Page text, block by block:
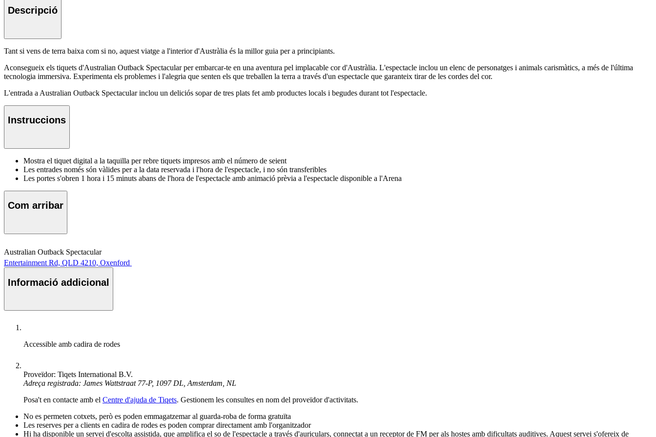
Descripció
Tant si vens de terra baixa com si no, aquest viatge a l'interior d'Austràlia és la millor guia per a principiants.
Aconsegueix els tiquets d'Australian Outback Spectacular per embarcar-te en una aventura pel implacable cor d'Austràlia. L'espectacle inclou un elenc de personatges i animals carismàtics, a més de l'última
tecnologia immersiva. Experimenta els problemes i l'alegria que senten els que treballen la terra a través d'un espectacle que garanteix tirar de les cordes del cor.
L'entrada a Australian Outback Spectacular inclou un deliciós sopar de tres plats fet amb productes locals i begudes durant tot l'espectacle.
Instruccions
Mostra el tiquet digital a la taquilla per rebre tiquets impresos amb el número de seient
Les entrades només són vàlides per a la data reservada i l'hora de l'espectacle, i no són transferibles
Les portes s'obren 1 hora i 15 minuts abans de l'hora de l'espectacle amb animació prèvia a l'espectacle disponible a l'Arena
Com arribar
Australian Outback Spectacular
Entertainment Rd, QLD 4210, Oxenford
Informació addicional
Accessible amb cadira de rodes
Proveïdor: Tiqets International B.V.
Adreça registrada: James Wattstraat 77-P, 1097 DL, Amsterdam, NL
Posa't en contacte amb el Centre d'ajuda de Tiqets. Gestionem les consultes en nom del proveïdor d'activitats.
No es permeten cotxets, però es poden emmagatzemar al guarda-roba de forma gratuïta
Les reserves per a clients en cadira de rodes es poden comprar directament amb l'organitzador
Hi ha disponible un servei d'escolta assistida, que amplifica el so de l'espectacle a través d'auriculars, connectat a un receptor de FM per als hostes amb dificultats auditives. Aquest servei s'ofereix de